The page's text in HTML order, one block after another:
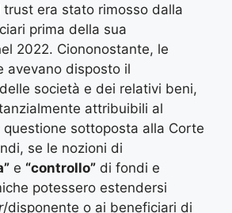
era stato rimosso dalla
prima della sua
2022. Ciononostante, le
avevano disposto il
società e dei relativi beni,
attribuibili al
sottoposta alla Corte
se le nozioni di
e “controllo” di fondi e
potessero estendersi
/disponente o ai beneficiari di